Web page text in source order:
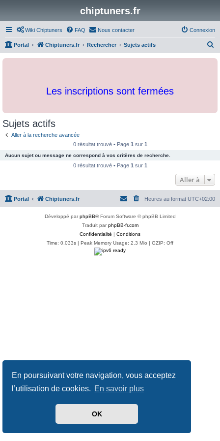
En poursuivant votre navigation, vous acceptez
l’utilisation de cookies. En savoir plus
OK
chiptuners.fr
Wiki Chiptuners FAQ Nous contacter Connexion
Portal Chiptuners.fr Rechercher Sujets actifs
c
Les inscriptions sont fermées
Sujets actifs
Aller à la recherche avancée
0 résultat trouvé • Page 1 sur 1
Aucun sujet ou message ne correspond à vos critères de recherche.
0 résultat trouvé • Page 1 sur 1
Aller à
Portal Chiptuners.fr Heures au format UTC+02:00
Développé parphpBB® Forum Software © phpBB Limited
Traduit parphpBB-fr.com
Confidentialité | Conditions
Time: 0.033s | Peak Memory Usage: 2.3 Mio | GZIP: Off